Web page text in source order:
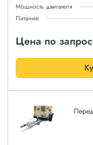
Мощность двигателя
Питание
Цена по